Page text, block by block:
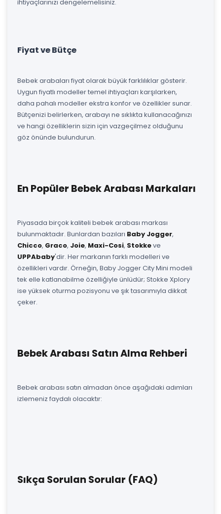
ihtiyaçlarınızı dengelemelisiniz.
Fiyat ve Bütçe
Bebek arabaları fiyat olarak büyük farklılıklar gösterir.
Uygun fiyatlı modeller temel ihtiyaçları karşılarken,
daha pahalı modeller ekstra konfor ve özellikler sunar.
Bütçenizi belirlerken, arabayı ne sıklıkta kullanacağınızı
ve hangi özelliklerin sizin için vazgeçilmez olduğunu
göz önünde bulundurun.
En Popüler Bebek Arabası Markaları
Piyasada birçok kaliteli bebek arabası markası
bulunmaktadır. Bunlardan bazıları Baby Jogger,
Chicco, Graco, Joie, Maxi-Cosi, Stokkeve
UPPAbaby'dir. Her markanın farklı modelleri ve
özellikleri vardır. Örneğin, Baby Jogger City Mini modeli
tek elle katlanabilme özelliğiyle ünlüdür; Stokke Xplory
ise yüksek oturma pozisyonu ve şık tasarımıyla dikkat
çeker.
Bebek Arabası Satın Alma Rehberi
Bebek arabası satın almadan önce aşağıdaki adımları
izlemeniz faydalı olacaktır:
Sıkça Sorulan Sorular (FAQ)